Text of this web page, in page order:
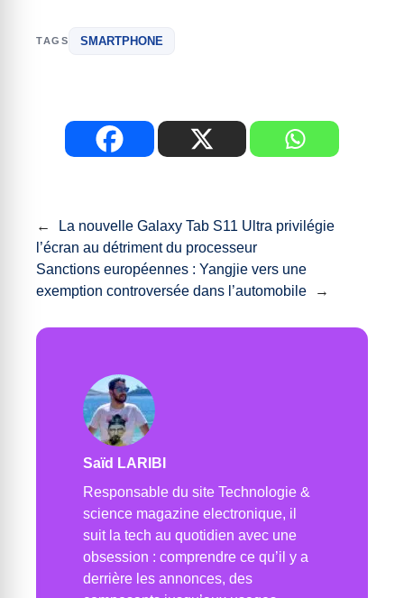
TAGS SMARTPHONE
←
La nouvelle Galaxy Tab S11 Ultra privilégie
l’écran au détriment du processeur
Sanctions européennes : Yangjie vers une
exemption controversée dans l’automobile
→
Saïd LARIBI
Responsable du site Technologie &
science magazine electronique, il
suit la tech au quotidien avec une
obsession : comprendre ce qu’il y a
derrière les annonces, des